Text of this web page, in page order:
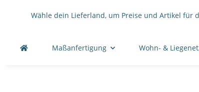
Wähle dein Lieferland, um Preise und Artikel für
Maßanfertigung Wohn- &